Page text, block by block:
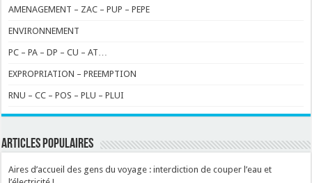
AMENAGEMENT – ZAC – PUP – PEPE
ENVIRONNEMENT
PC – PA – DP – CU – AT…
EXPROPRIATION – PREEMPTION
RNU – CC – POS – PLU – PLUI
ARTICLES POPULAIRES
Aires d’accueil des gens du voyage : interdiction de couper l’eau et